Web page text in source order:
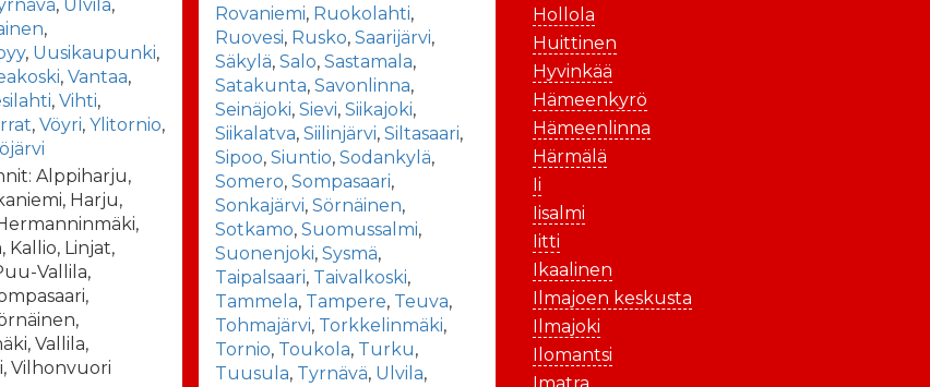
, Ulvila,
,
, Uusikaupunki,
,Vantaa,
,Vihti,
,Vöyri,Ylitornio,
Alppiharju,
Harju,
Kallio, Linjat,
Vallila,
Vallila,
Vilhonvuori
Rovaniemi, Ruokolahti,
Ruovesi, Rusko,Saarijärvi,
Säkylä,Salo,Sastamala,
Satakunta,Savonlinna,
Seinäjoki,Sievi,Siikajoki,
Siikalatva,Siilinjärvi,Siltasaari,
Sipoo,Siuntio,Sodankylä,
Somero,Sompasaari,
Sonkajärvi,Sörnäinen,
Sotkamo,Suomussalmi,
Suonenjoki,Sysmä,
Taipalsaari, Taivalkoski,
Tammela, Tampere, Teuva,
Tohmajärvi, Torkkelinmäki,
Tornio, Toukola, Turku,
Tuusula, Tyrnävä, Ulvila,
Hollola
Huittinen
Hyvinkää
Hämeenkyrö
Hämeenlinna
Härmälä
Ii
Iisalmi
Iitti
Ikaalinen
Ilmajoen keskusta
Ilmajoki
Ilomantsi